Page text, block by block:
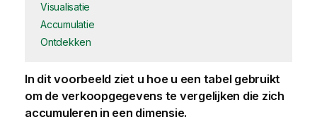
Visualisatie
Accumulatie
Ontdekken
In dit voorbeeld ziet u hoe u een tabel gebruikt
om de verkoopgegevens te vergelijken die zich
accumuleren in een dimensie.